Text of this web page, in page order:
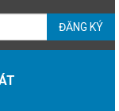
ĐĂNG KÝ